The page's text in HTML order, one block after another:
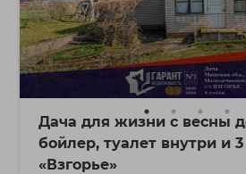
Дача для жизни с весны
бойлер, туалет внутри и
«Взгорье»